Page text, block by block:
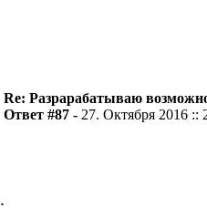
Re: Разрарабатываю
Ответ #87 - 27. Октября 2016 ::
.